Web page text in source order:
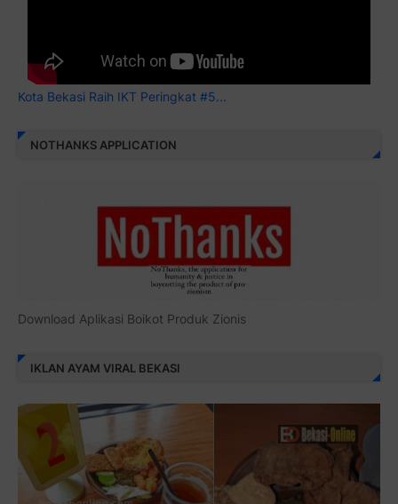
Kota Bekasi Raih IKT Peringkat #5...
NOTHANKS APPLICATION
Download Aplikasi Boikot Produk Zionis
IKLAN AYAM VIRAL BEKASI